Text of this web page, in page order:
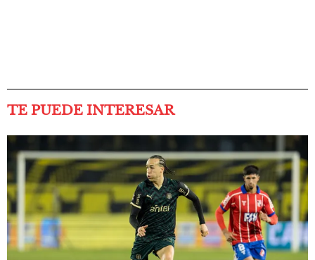
TE PUEDE INTERESAR